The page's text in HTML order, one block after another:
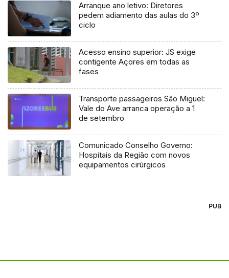
Arranque ano letivo: Diretores
pedem adiamento das aulas do 3º
ciclo
Acesso ensino superior: JS exige
contigente Açores em todas as
fases
Transporte passageiros São Miguel:
Vale do Ave arranca operação a 1
de setembro
Comunicado Conselho Governo:
Hospitais da Região com novos
equipamentos cirúrgicos
PUB